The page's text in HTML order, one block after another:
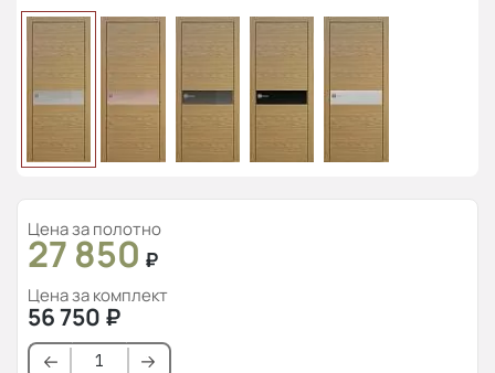
Цена за полотно
27 850 ₽
Цена за комплект
56 750 ₽